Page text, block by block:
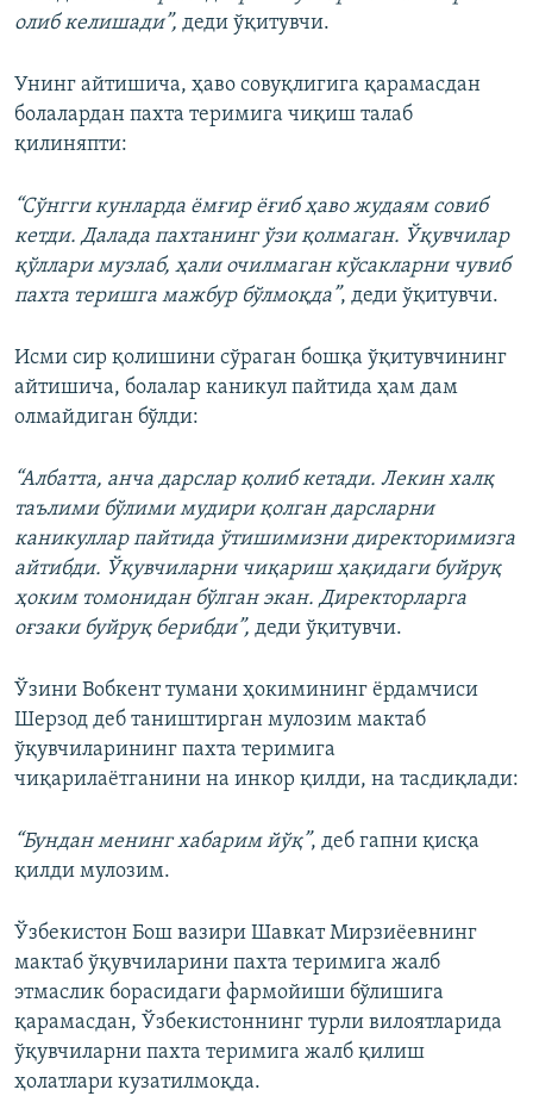
олиб келишади”, деди ўқитувчи.
Унинг айтишича, ҳаво совуқлигига қарамасдан
болалардан пахта теримига чиқиш талаб
қилиняпти:
“Сўнгги кунларда ёмғир ёғиб ҳаво жудаям совиб
кетди. Далада пахтанинг ўзи қолмаган. Ўқувчилар
қўллари музлаб, ҳали очилмаган кўсакларни чувиб
пахта теришга мажбур бўлмоқда”, деди ўқитувчи.
Исми сир қолишини сўраган бошқа ўқитувчининг
айтишича, болалар каникул пайтида ҳам дам
олмайдиган бўлди:
“Албатта, анча дарслар қолиб кетади. Лекин халқ
таълими бўлими мудири қолган дарсларни
каникуллар пайтида ўтишимизни директоримизга
айтибди. Ўқувчиларни чиқариш ҳақидаги буйруқ
ҳоким томонидан бўлган экан. Директорларга
оғзаки буйруқ берибди”, деди ўқитувчи.
Ўзини Вобкент тумани ҳокимининг ёрдамчиси
Шерзод деб таништирган мулозим мактаб
ўқувчиларининг пахта теримига
чиқарилаётганини на инкор қилди, на тасдиқлади:
“Бундан менинг хабарим йўқ”, деб гапни қисқа
қилди мулозим.
Ўзбекистон Бош вазири Шавкат Мирзиёевнинг
мактаб ўқувчиларини пахта теримига жалб
этмаслик борасидаги фармойиши бўлишига
қарамасдан, Ўзбекистоннинг турли вилоятларида
ўқувчиларни пахта теримига жалб қилиш
ҳолатлари кузатилмоқда.